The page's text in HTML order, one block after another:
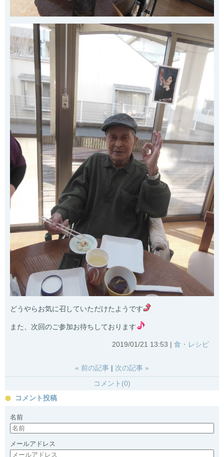
どうやらお気に召していただけたようです
また、次回のご参加お待ちしております
2019/01/21 13:53 食・レシピ
« 前の記事 次の記事 »
コメント(0)
コメント投稿
名前
メールアドレス